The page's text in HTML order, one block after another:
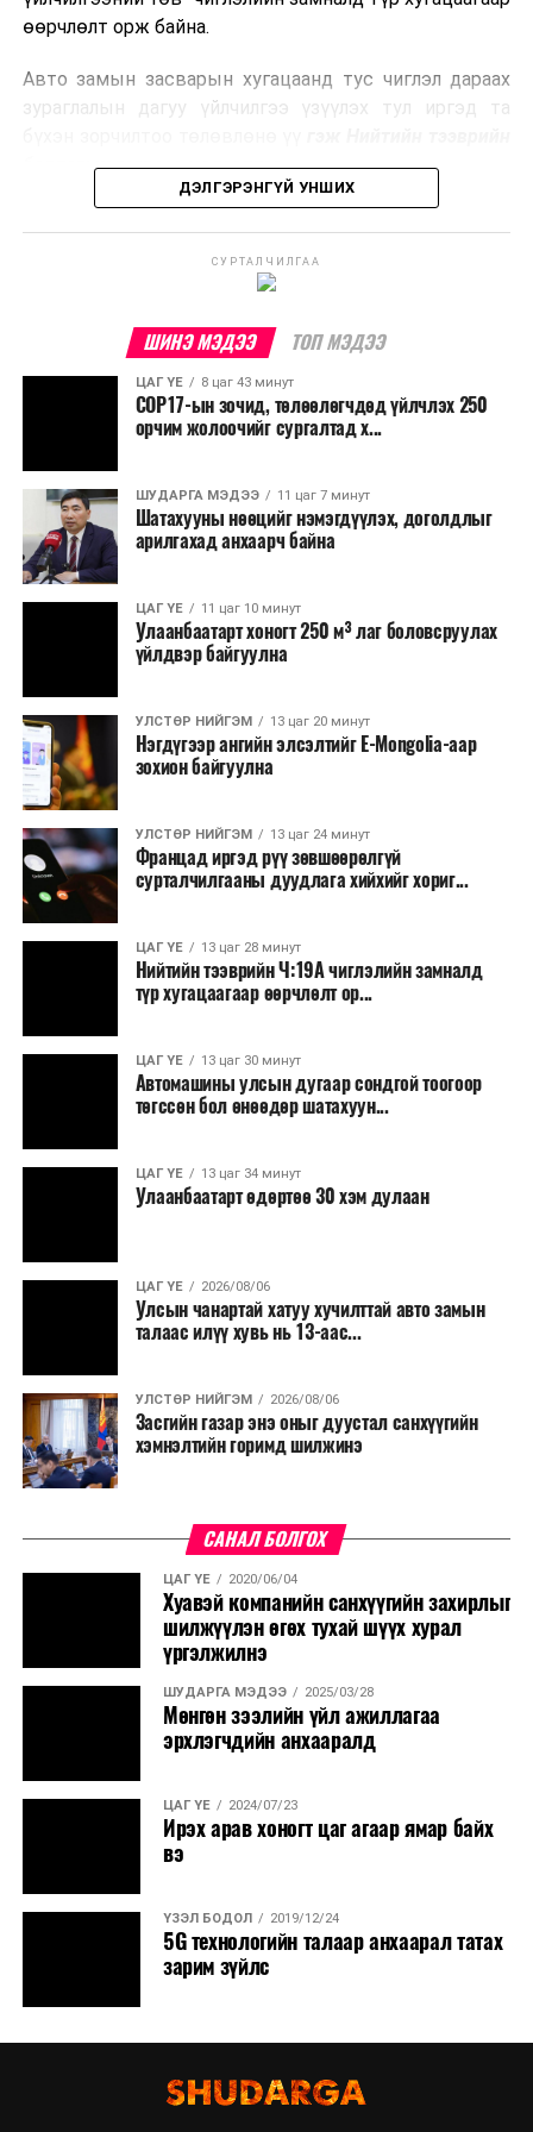
боловсруулах үйлдвэрүүдээр дулаан, цахилгаан
Ийнхүү лаг хатаах, шатаах технологийг лагийн
улсад өргөн ашиглаж байна.
өөрчлөлт орж байна.
Авто замын засварын хугацаанд тус чиглэл дараах
зураглалын дагуу үйлчилгээ үзүүлэх тул иргэд та
бодлогын газраас мэдээллээ.
ДЭЛГЭРЭНГҮЙ УНШИХ
СУРТАЛЧИЛГАА
ШИНЭ МЭДЭЭ ТОП МЭДЭЭ
ЦАГ ҮЕ 8 цаг 43 минут
COP17-ын зочид, төлөөлөгчдөд үйлчлэх 250
орчим жолоочийг сургалтад х...
ШУДАРГА МЭДЭЭ 11 цаг 7 минут
Шатахууны нөөцийг нэмэгдүүлэх, доголдлыг
арилгахад анхаарч байна
ЦАГ ҮЕ 11 цаг 10 минут
Улаанбаатарт хоногт 250 м³ лаг боловсруулах
үйлдвэр байгуулна
УЛСТӨР НИЙГЭМ 13 цаг 20 минут
Нэгдүгээр ангийн элсэлтийг E-Mongolia-аар
зохион байгуулна
УЛСТӨР НИЙГЭМ 13 цаг 24 минут
Францад иргэд рүү зөвшөөрөлгүй
сурталчилгааны дуудлага хийхийг хориг...
ЦАГ ҮЕ 13 цаг 28 минут
Нийтийн тээврийн Ч:19А чиглэлийн замналд
түр хугацаагаар өөрчлөлт ор...
ЦАГ ҮЕ 13 цаг 30 минут
Автомашины улсын дугаар сондгой тоогоор
төгссөн бол өнөөдөр шатахуун...
ЦАГ ҮЕ 13 цаг 34 минут
Улаанбаатарт өдөртөө 30 хэм дулаан
ЦАГ ҮЕ 2026/08/06
Улсын чанартай хатуу хучилттай авто замын
талаас илүү хувь нь 13-аас...
УЛСТӨР НИЙГЭМ 2026/08/06
Засгийн газар энэ оныг дуустал санхүүгийн
хэмнэлтийн горимд шилжинэ
САНАЛ БОЛГОХ
ЦАГ ҮЕ 2020/06/04
Хуавэй компанийн санхүүгийн захирлыг
шилжүүлэн өгөх тухай шүүх хурал
үргэлжилнэ
ШУДАРГА МЭДЭЭ 2025/03/28
Мөнгөн зээлийн үйл ажиллагаа
эрхлэгчдийн анхааралд
ЦАГ ҮЕ 2024/07/23
Ирэх арав хоногт цаг агаар ямар байх
вэ
ҮЗЭЛ БОДОЛ 2019/12/24
5G технологийн талаар анхаарал татах
зарим зүйлс